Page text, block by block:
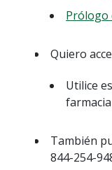
Prólogo
Quiero
Utilice
También
844-254-